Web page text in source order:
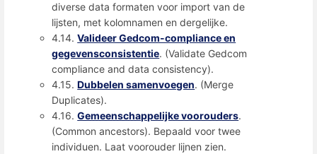
diverse data formaten voor import van de
lijsten, met kolomnamen en dergelijke.
4.14.Valideer Gedcom-compliance en
gegevensconsistentie. (Validate Gedcom
compliance and data consistency).
4.15.Dubbelen samenvoegen. (Merge
Duplicates).
4.16.Gemeenschappelijke voorouders.
(Common ancestors). Bepaald voor twee
individuen. Laat voorouder lijnen zien.